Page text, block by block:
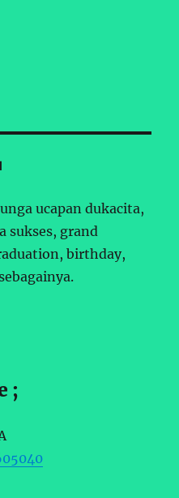
ucapan dukacita,
sukses, grand
birthday,
;